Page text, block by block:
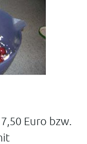
Euro bzw.